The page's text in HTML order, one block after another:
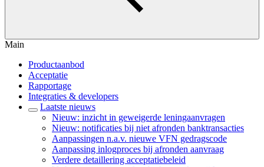
Main
Productaanbod
Acceptatie
Rapportage
Integraties & developers
Laatste nieuws
Nieuw: inzicht in geweigerde leningaanvragen
Nieuw: notificaties bij niet afronden banktransacties
Aanpassingen n.a.v. nieuwe VFN gedragscode
Aanpassing inlogproces bij afronden aanvraag
Verdere detaillering acceptatiebeleid